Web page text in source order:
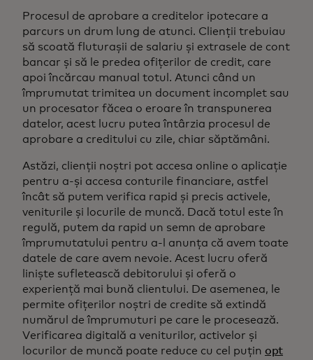
Procesul de aprobare a creditelor ipotecare a
parcurs un drum lung de atunci. Clienții trebuiau
să scoată fluturașii de salariu și extrasele de cont
bancar și să le predea ofițerilor de credit, care
apoi încărcau manual totul. Atunci când un
împrumutat trimitea un document incomplet sau
un procesator făcea o eroare în transpunerea
datelor, acest lucru putea întârzia procesul de
aprobare a creditului cu zile, chiar săptămâni.
Astăzi, clienții noștri pot accesa online o aplicație
pentru a-și accesa conturile financiare, astfel
încât să putem verifica rapid și precis activele,
veniturile și locurile de muncă. Dacă totul este în
regulă, putem da rapid un semn de aprobare
împrumutatului pentru a-l anunța că avem toate
datele de care avem nevoie. Acest lucru oferă
liniște sufletească debitorului și oferă o
experiență mai bună clientului. De asemenea, le
permite ofițerilor noștri de credite să extindă
numărul de împrumuturi pe care le procesează.
Verificarea digitală a veniturilor, activelor și
locurilor de muncă poate reduce cu cel puțin opt